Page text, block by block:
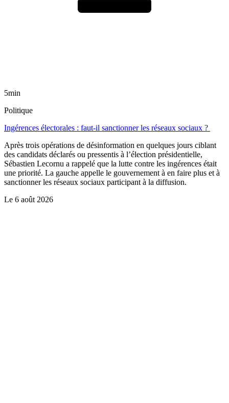
5min
Politique
Ingérences électorales : faut-il sanctionner les réseaux sociaux ?
Après trois opérations de désinformation en quelques jours ciblant
des candidats déclarés ou pressentis à l’élection présidentielle,
Sébastien Lecornu a rappelé que la lutte contre les ingérences était
une priorité. La gauche appelle le gouvernement à en faire plus et à
sanctionner les réseaux sociaux participant à la diffusion.
Le 6 août 2026